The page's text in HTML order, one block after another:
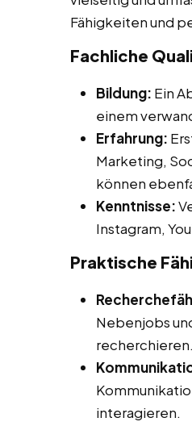
Fähigkeiten und
Fachliche
Bildung: Ein
einem
Erfahrung:
Marketing,
können
Kenntnisse:
Instagram,
Praktische
Nebenjobs
recherchieren.
interagieren.